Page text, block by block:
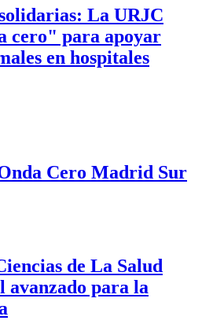
La URJC
cero" para apoyar
en hospitales
Cero Madrid Sur
de La Salud
avanzado para la